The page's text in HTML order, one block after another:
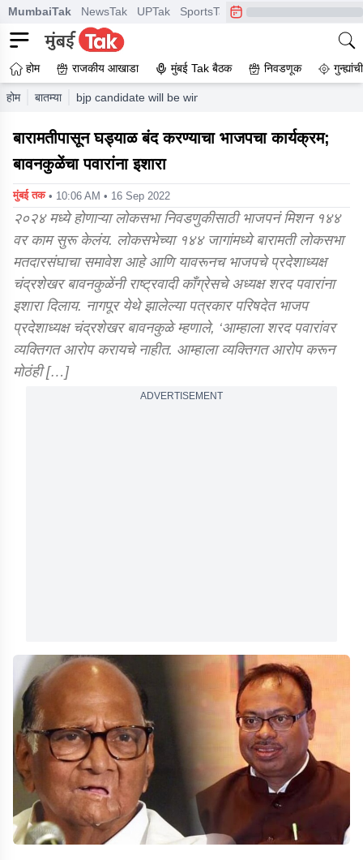
MumbaiTak NewsTak UPTak SportsTak CrimeTak
होम राजकीय आखाडा मुंबई Tak बैठक निवडणूक
होम बातम्या bjp candidate will be win in baramati lok sabha
बारामतीपासून घड्याळ बंद करण्याचा भाजपचा कार्यक्रम;
बावनकुळेंचा पवारांना इशारा
मुंबई तक • 10:06 AM • 16 Sep 2022
२०२४ मध्ये होणाऱ्या लोकसभा निवडणुकीसाठी भाजपनं मिशन १४४
वर काम सुरू केलंय. लोकसभेच्या १४४ जागांमध्ये बारामती लोकसभा
मतदारसंघाचा समावेश आहे आणि यावरूनच भाजपचे प्रदेशाध्यक्ष
चंद्रशेखर बावनकुळेंनी राष्ट्रवादी काँग्रेसचे अध्यक्ष शरद पवारांना
इशारा दिलाय. नागपूर येथे झालेल्या पत्रकार परिषदेत भाजप
प्रदेशाध्यक्ष चंद्रशेखर बावनकुळे म्हणाले, ‘आम्हाला शरद पवारांवर
व्यक्तिगत आरोप करायचे नाहीत. आम्हाला व्यक्तिगत आरोप करून
मोठंही […]
ADVERTISEMENT